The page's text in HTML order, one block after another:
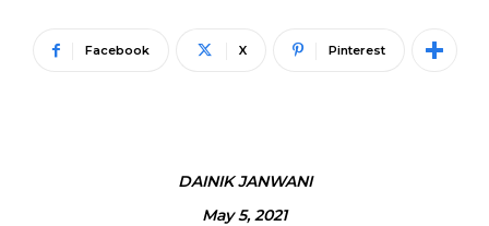
Facebook X Pinterest
DAINIK JANWANI
May 5, 2021